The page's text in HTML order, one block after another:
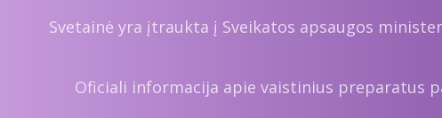
Svetainė yra įtraukta į Sveikatos apsaugos
Oficiali informacija apie vaistinius preparatus